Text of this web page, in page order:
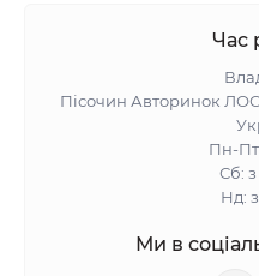
Час
Пісочин Авторинок ЛОСК
Пн-
Сб: з
Нд: з
Ми в